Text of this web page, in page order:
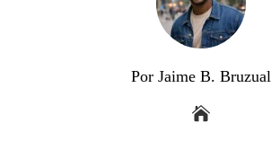
Por Jaime B. Bruzual